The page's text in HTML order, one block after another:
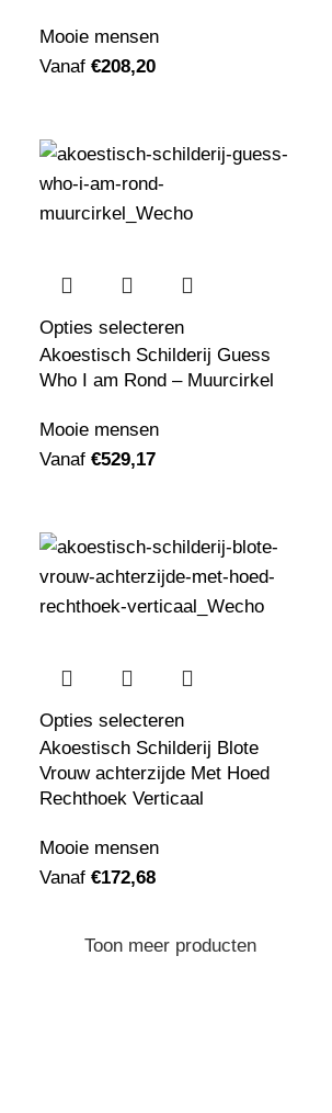
Mooie mensen
Vanaf €208,20
Opties selecteren
Akoestisch Schilderij Guess
Who I am Rond – Muurcirkel
Mooie mensen
Vanaf €529,17
Opties selecteren
Akoestisch Schilderij Blote
Vrouw achterzijde Met Hoed
Rechthoek Verticaal
Mooie mensen
Vanaf €172,68
Toon meer producten